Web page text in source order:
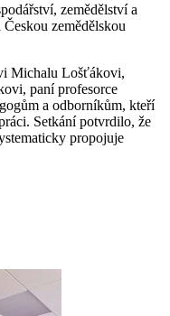
zemědělství a
zemědělskou
Michalu Lošťákovi,
paní profesorce
a odborníkům, kteří
Setkání potvrdilo, že
propojuje